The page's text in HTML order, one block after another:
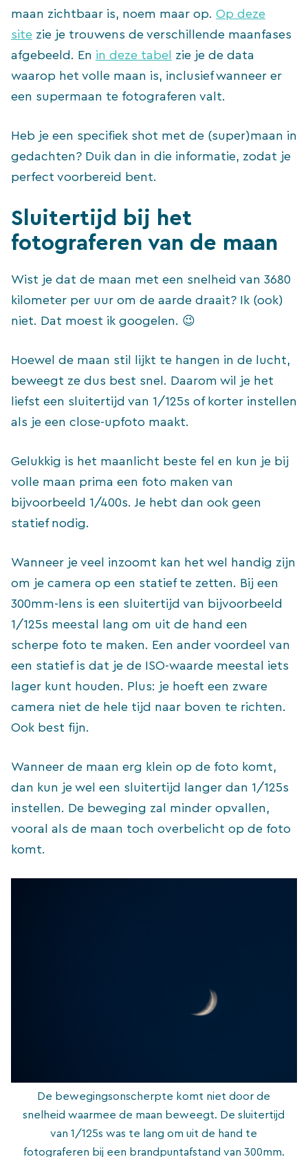
maan zichtbaar is, noem maar op. Op deze
site zie je trouwens de verschillende maanfases
afgebeeld. En in deze tabel
zie je de data
waarop het volle maan is, inclusief wanneer er
een supermaan te fotograferen valt.
Heb je een specifiek shot met de (super)maan in
gedachten? Duik dan in die informatie, zodat je
perfect voorbereid bent.
Sluitertijd bij het
fotograferen van de maan
Wist je dat de maan met een snelheid van 3680
kilometer per uur om de aarde draait? Ik (ook)
niet. Dat moest ik googelen. 😉
Hoewel de maan stil lijkt te hangen in de lucht,
beweegt ze dus best snel. Daarom wil je het
liefst een sluitertijd van 1/125s of korter instellen
als je een close-upfoto maakt.
Gelukkig is het maanlicht beste fel en kun je bij
volle maan prima een foto maken van
bijvoorbeeld 1/400s. Je hebt dan ook geen
statief nodig.
Wanneer je veel inzoomt kan het wel handig zijn
om je camera op een statief te zetten. Bij een
300mm-lens is een sluitertijd van bijvoorbeeld
1/125s meestal lang om uit de hand een
scherpe foto te maken. Een ander voordeel van
een statief is dat je de ISO-waarde meestal iets
lager kunt houden. Plus: je hoeft een zware
camera niet de hele tijd naar boven te richten.
Ook best fijn.
Wanneer de maan erg klein op de foto komt,
dan kun je wel een sluitertijd langer dan 1/125s
instellen. De beweging zal minder opvallen,
vooral als de maan toch overbelicht op de foto
komt.
De bewegingsonscherpte komt niet door de
snelheid waarmee de maan beweegt. De sluitertijd
van 1/125s was te lang om uit de hand te
fotograferen bij een brandpuntafstand van 300mm.